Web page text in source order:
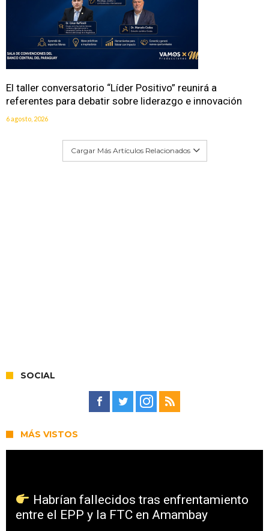
El taller conversatorio “Líder Positivo” reunirá a
referentes para debatir sobre liderazgo e innovación
6 agosto, 2026
Cargar Más Artículos Relacionados
SOCIAL
MÁS VISTOS
Habrían fallecidos tras enfrentamiento
entre el EPP y la FTC en Amambay